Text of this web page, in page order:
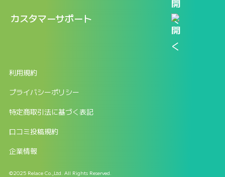
ログイン
LINEで『Iパス ならし学習』
カスタマーサポート
返金申請フォーム
利用規約
プライバシーポリシー
特定商取引法に基づく表記
口コミ投稿規約
企業情報
©2025 Relace Co.,Ltd. All Rights Reserved.